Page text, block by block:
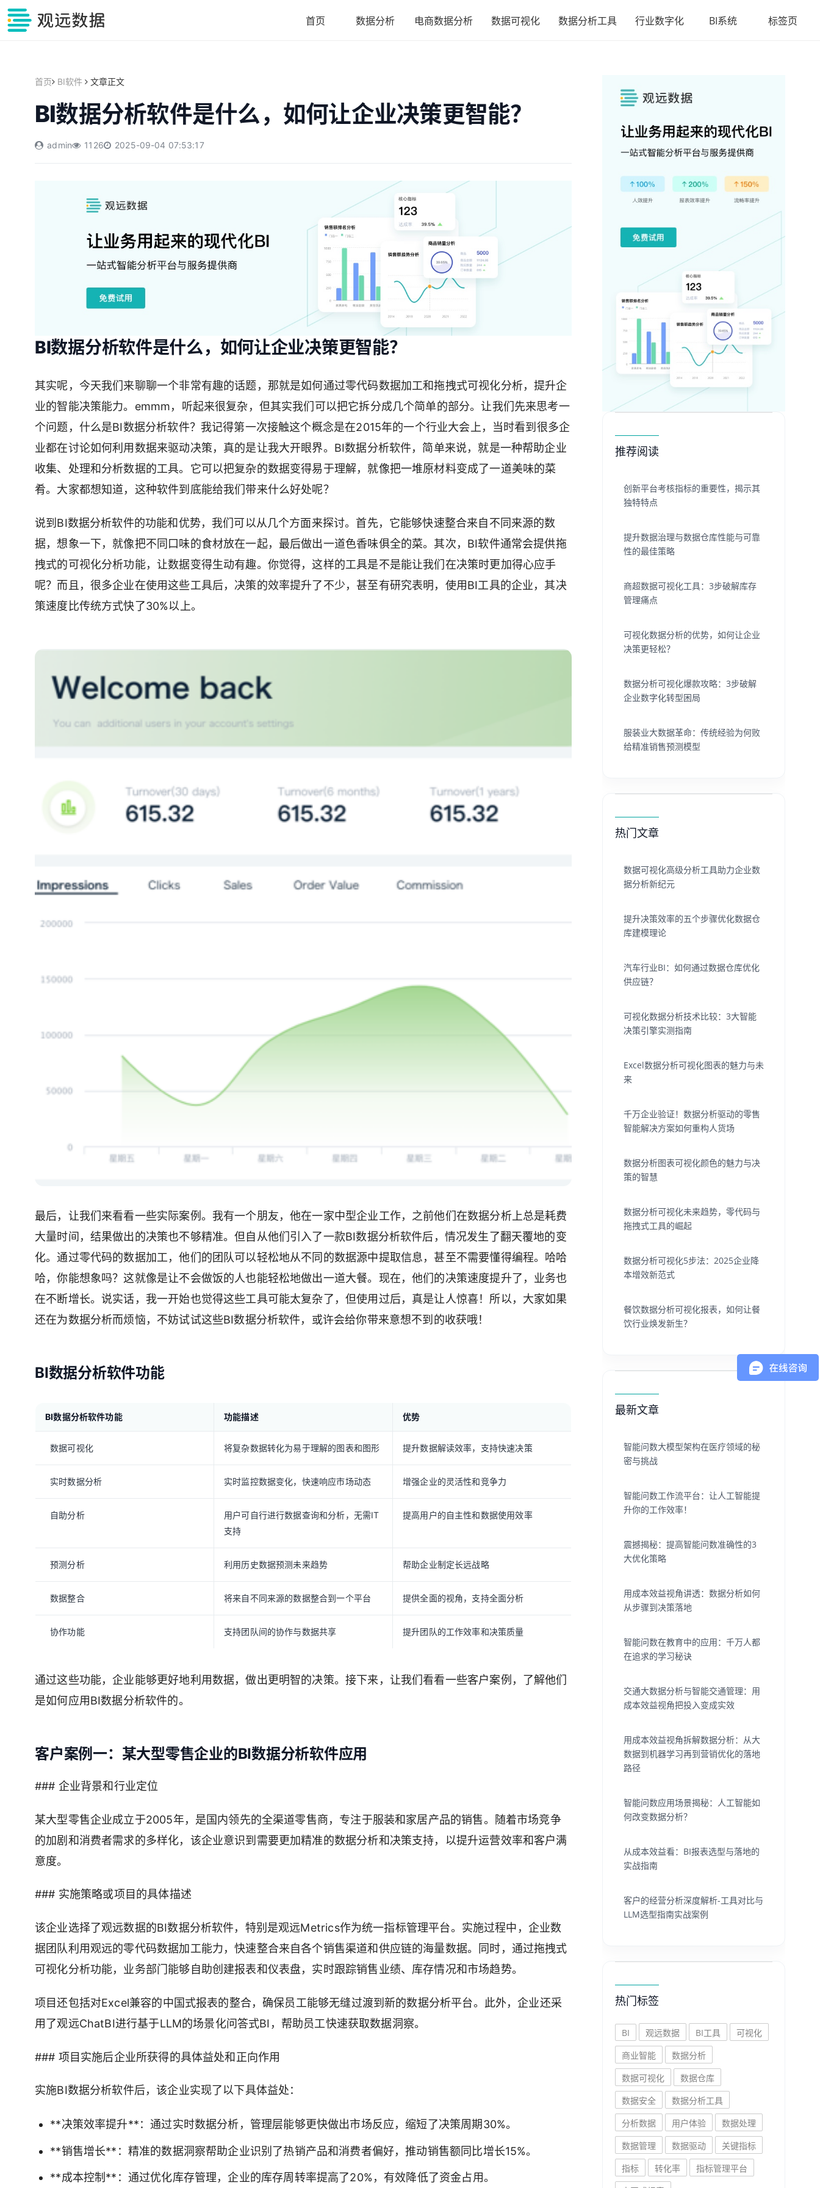
首页 数据分析 电商数据分析 数据可视化 数据分析工具 行业数字化 BI系统 标签页
首页 BI软件 文章正文
BI数据分析软件是什么，如何让企业决策更智能？
admin 1126 2025-09-04 07:53:17
BI数据分析软件是什么，如何让企业决策更智能？
其实呢，今天我们来聊聊一个非常有趣的话题，那就是如何通过零代码数据加工和拖拽式可视化分析，提升企
业的智能决策能力。emmm，听起来很复杂，但其实我们可以把它拆分成几个简单的部分。让我们先来思考一
个问题，什么是BI数据分析软件？我记得第一次接触这个概念是在2015年的一个行业大会上，当时看到很多企
业都在讨论如何利用数据来驱动决策，真的是让我大开眼界。BI数据分析软件，简单来说，就是一种帮助企业
收集、处理和分析数据的工具。它可以把复杂的数据变得易于理解，就像把一堆原材料变成了一道美味的菜
肴。大家都想知道，这种软件到底能给我们带来什么好处呢？
说到BI数据分析软件的功能和优势，我们可以从几个方面来探讨。首先，它能够快速整合来自不同来源的数
据，想象一下，就像把不同口味的食材放在一起，最后做出一道色香味俱全的菜。其次，BI软件通常会提供拖
拽式的可视化分析功能，让数据变得生动有趣。你觉得，这样的工具是不是能让我们在决策时更加得心应手
呢？而且，很多企业在使用这些工具后，决策的效率提升了不少，甚至有研究表明，使用BI工具的企业，其决
策速度比传统方式快了30%以上。
最后，让我们来看看一些实际案例。我有一个朋友，他在一家中型企业工作，之前他们在数据分析上总是耗费
大量时间，结果做出的决策也不够精准。但自从他们引入了一款BI数据分析软件后，情况发生了翻天覆地的变
化。通过零代码的数据加工，他们的团队可以轻松地从不同的数据源中提取信息，甚至不需要懂得编程。哈哈
哈，你能想象吗？这就像是让不会做饭的人也能轻松地做出一道大餐。现在，他们的决策速度提升了，业务也
在不断增长。说实话，我一开始也觉得这些工具可能太复杂了，但使用过后，真是让人惊喜！所以，大家如果
还在为数据分析而烦恼，不妨试试这些BI数据分析软件，或许会给你带来意想不到的收获哦！
BI数据分析软件功能
BI数据分析软件功能 功能描述 优势
数据可视化 将复杂数据转化为易于理解的图表和图形 提升数据解读效率，支持快速决策
实时数据分析 实时监控数据变化，快速响应市场动态 增强企业的灵活性和竞争力
自助分析
用户可自行进行数据查询和分析，无需IT
支持
提高用户的自主性和数据使用效率
预测分析 利用历史数据预测未来趋势 帮助企业制定长远战略
数据整合 将来自不同来源的数据整合到一个平台 提供全面的视角，支持全面分析
协作功能 支持团队间的协作与数据共享 提升团队的工作效率和决策质量
通过这些功能，企业能够更好地利用数据，做出更明智的决策。接下来，让我们看看一些客户案例，了解他们
是如何应用BI数据分析软件的。
客户案例一：某大型零售企业的BI数据分析软件应用
### 企业背景和行业定位
某大型零售企业成立于2005年，是国内领先的全渠道零售商，专注于服装和家居产品的销售。随着市场竞争
的加剧和消费者需求的多样化，该企业意识到需要更加精准的数据分析和决策支持，以提升运营效率和客户满
意度。
### 实施策略或项目的具体描述
该企业选择了观远数据的BI数据分析软件，特别是观远Metrics作为统一指标管理平台。实施过程中，企业数
据团队利用观远的零代码数据加工能力，快速整合来自各个销售渠道和供应链的海量数据。同时，通过拖拽式
可视化分析功能，业务部门能够自助创建报表和仪表盘，实时跟踪销售业绩、库存情况和市场趋势。
项目还包括对Excel兼容的中国式报表的整合，确保员工能够无缝过渡到新的数据分析平台。此外，企业还采
用了观远ChatBI进行基于LLM的场景化问答式BI，帮助员工快速获取数据洞察。
### 项目实施后企业所获得的具体益处和正向作用
实施BI数据分析软件后，该企业实现了以下具体益处：
**决策效率提升**：通过实时数据分析，管理层能够更快做出市场反应，缩短了决策周期30%。
**销售增长**：精准的数据洞察帮助企业识别了热销产品和消费者偏好，推动销售额同比增长15%。
**成本控制**：通过优化库存管理，企业的库存周转率提高了20%，有效降低了资金占用。
推荐阅读
创新平台考核指标的重要性，揭示其
独特特点
提升数据治理与数据仓库性能与可靠
性的最佳策略
商超数据可视化工具：3步破解库存
管理痛点
可视化数据分析的优势，如何让企业
决策更轻松？
数据分析可视化爆款攻略：3步破解
企业数字化转型困局
服装业大数据革命：传统经验为何败
给精准销售预测模型
热门文章
数据可视化高级分析工具助力企业数
据分析新纪元
提升决策效率的五个步骤优化数据仓
库建模理论
汽车行业BI：如何通过数据仓库优化
供应链？
可视化数据分析技术比较：3大智能
决策引擎实测指南
Excel数据分析可视化图表的魅力与未
来
千万企业验证！数据分析驱动的零售
智能解决方案如何重构人货场
数据分析图表可视化颜色的魅力与决
策的智慧
数据分析可视化未来趋势，零代码与
拖拽式工具的崛起
数据分析可视化5步法：2025企业降
本增效新范式
餐饮数据分析可视化报表，如何让餐
饮行业焕发新生？
最新文章
智能问数大模型架构在医疗领域的秘
密与挑战
智能问数工作流平台：让人工智能提
升你的工作效率！
震撼揭秘：提高智能问数准确性的3
大优化策略
用成本效益视角讲透：数据分析如何
从步骤到决策落地
智能问数在教育中的应用：千万人都
在追求的学习秘诀
交通大数据分析与智能交通管理：用
成本效益视角把投入变成实效
用成本效益视角拆解数据分析：从大
数据到机器学习再到营销优化的落地
路径
智能问数应用场景揭秘：人工智能如
何改变数据分析？
从成本效益看：BI报表选型与落地的
实战指南
客户的经营分析深度解析-工具对比与
LLM选型指南实战案例
热门标签
BI 观远数据 BI工具
可视化
商业智能
数据分析
数据可视化
数据仓库
数据安全
数据分析工具
分析数据
用户体验
数据处理
数据管理
数据驱动
关键指标
指标
转化率
指标管理平台